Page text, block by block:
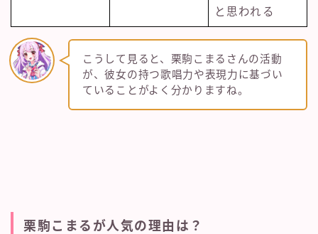
と思われる
こうして見ると、栗駒こまるさんの活動
が、彼女の持つ歌唱力や表現力に基づい
ていることがよく分かりますね。
栗駒こまるが人気の理由は？